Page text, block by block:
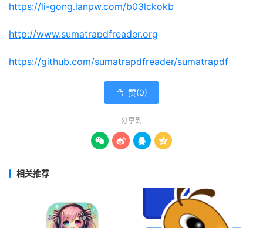
https://li-gong.lanpw.com/b03lckokb
http://www.sumatrapdfreader.org
https://github.com/sumatrapdfreader/sumatrapdf
 赞(0)
分享到
   
相关推荐